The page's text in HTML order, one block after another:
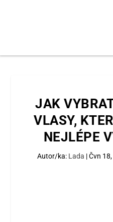
JAK
VLASY,
NEJLÉPE
Autor/ka: Lada |Čvn